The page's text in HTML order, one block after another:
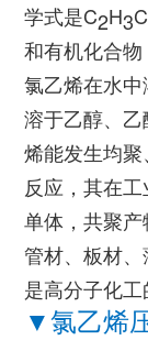
学式是C2H3
和有机化合物
氯乙烯在水
溶于乙醇、
烯能发生均
反应，其在
单体，共聚
管材、板材、
是高分子化工
▼氯乙烯